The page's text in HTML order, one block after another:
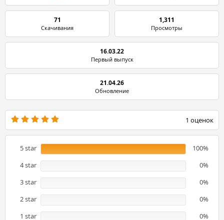
71
Скачивания
1,311
Просмотры
16.03.22
Первый выпуск
21.04.26
Обновление
0
з
в
ё
д
1 оценок
5 star
100%
4 star
0%
3 star
0%
2 star
0%
1 star
0%